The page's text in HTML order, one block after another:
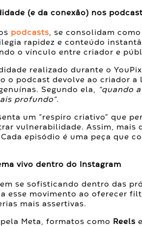
(e da conexão) nos
podcasts , se consolidam
rapidez e conteúdo
o vínculo entre criador e
realizado durante o
o podcast devolve ao criador a
Segundo ela,
“quando
profundo”.
um “respiro criativo” que
vulnerabilidade. Assim, mais
episódio é uma peça que
vivo dentro do Instagram
se sofisticando dentro das
esse movimento ao oferecer
mais assertivas.
Meta, formatos como Reels e